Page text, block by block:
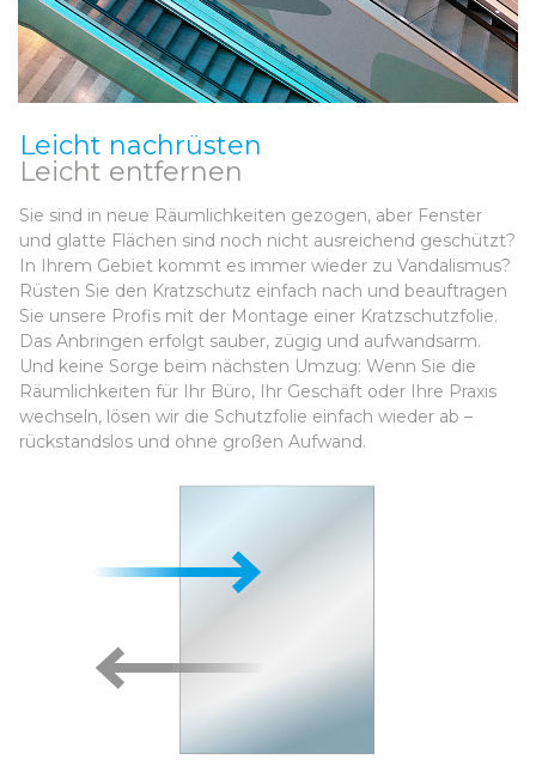
Leicht nachrüsten
Leicht entfernen
Sie sind in neue Räumlichkeiten gezogen, aber Fenster
und glatte Flächen sind noch nicht ausreichend geschützt?
In Ihrem Gebiet kommt es immer wieder zu Vandalismus?
Rüsten Sie den Kratzschutz einfach nach und beauftragen
Sie unsere Profis mit der Montage einer Kratzschutzfolie.
Das Anbringen erfolgt sauber, zügig und aufwandsarm.
Und keine Sorge beim nächsten Umzug: Wenn Sie die
Räumlichkeiten für Ihr Büro, Ihr Geschäft oder Ihre Praxis
wechseln, lösen wir die Schutzfolie einfach wieder ab –
rückstandslos und ohne großen Aufwand.